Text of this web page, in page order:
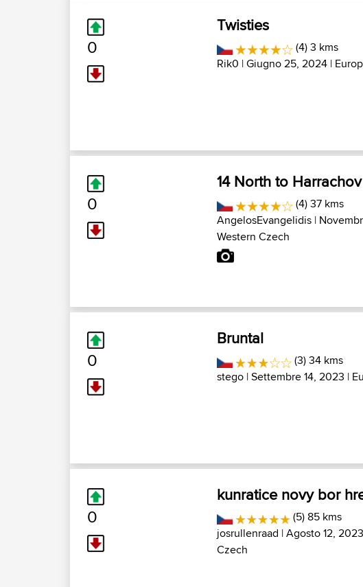
0
Twisties
(4) 3 kms
Rik0 | Giugno 25, 2024 |
0
14 North to Harrachov
(4) 37 kms
AngelosEvangelidis |
Western Czech
0
Bruntal
(3) 34 kms
stego | Settembre 14, 2023 |
0
kunratice novy bor
(5) 85 kms
josrullenraad | Agosto 12,
Czech